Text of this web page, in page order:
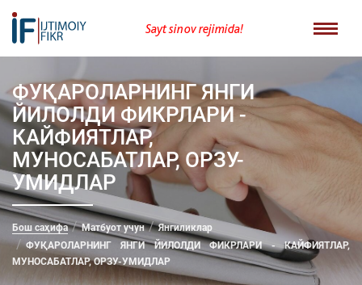
Sayt sinov rejimida!
ФУҚАРОЛАРНИНГ ЯНГИ
ЙИЛОЛДИ ФИКРЛАРИ -
КАЙФИЯТЛАР,
МУНОСАБАТЛАР, ОРЗУ-
УМИДЛАР
Бош саҳифа Матбуот учун
Янгиликлар
ФУҚАРОЛАРНИНГ ЯНГИ ЙИЛОЛДИ ФИКРЛАРИ - КАЙФИЯТЛАР,
МУНОСАБАТЛАР, ОРЗУ-УМИДЛАР